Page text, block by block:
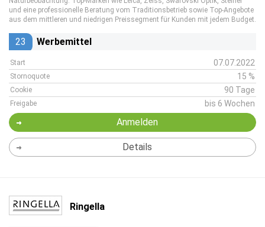
und eine professionelle Beratung vom Traditionsbetrieb sowie Top-Angebote
aus dem mittleren und niedrigen Preissegment für Kunden mit jedem Budget.
23 Werbemittel
Start 07.07.2022
Stornoquote 15 %
Cookie 90 Tage
Freigabe bis 6 Wochen
Anmelden
Details
Ringella